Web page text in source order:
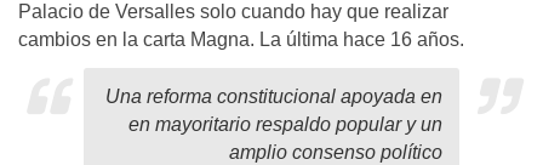
Palacio de Versalles solo cuando hay que realizar
cambios en la carta Magna. La última hace 16 años.
Una reforma constitucional apoyada en
en mayoritario respaldo popular y un
amplio consenso político